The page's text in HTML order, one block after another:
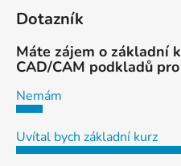
Dotazník
Máte zájem o základní
CAD/CAM podkladů
Nemám
Uvítal bych základní kurz